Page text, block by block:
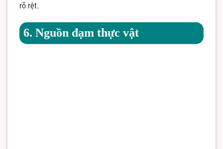
rõ rệt.
6. Nguồn đạm thực vật